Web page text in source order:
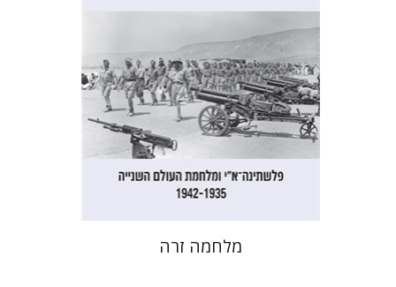
הנחת אתר ספר מודפס
$35
מלחמה זרה